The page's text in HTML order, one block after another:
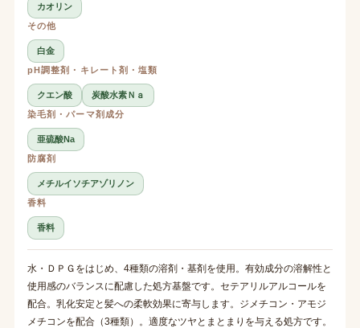
カオリン
その他
白金
pH調整剤・キレート剤・塩類
クエン酸
炭酸水素Ｎａ
染毛剤・パーマ剤成分
亜硫酸Na
防腐剤
メチルイソチアゾリノン
香料
香料
水・ＤＰＧをはじめ、4種類の溶剤・基剤を使用。有効成分の溶解性と
使用感のバランスに配慮した処方基盤です。セテアリルアルコールを
配合。乳化安定と髪への柔軟効果に寄与します。ジメチコン・アモジ
メチコンを配合（3種類）。適度なツヤとまとまりを与える処方です。